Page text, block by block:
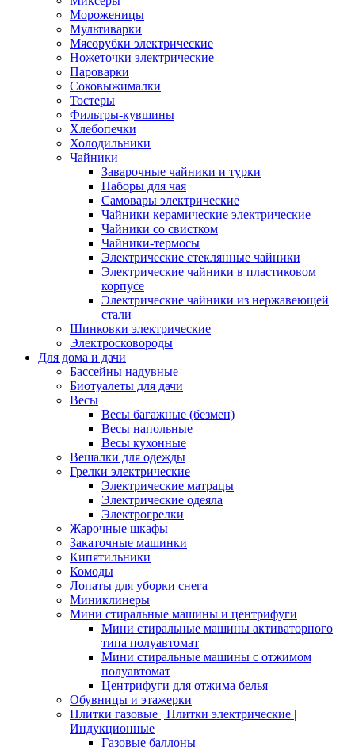
Мороженицы
Мультиварки
Мясорубки электрические
Ножеточки электрические
Пароварки
Соковыжималки
Тостеры
Фильтры-кувшины
Хлебопечки
Холодильники
Чайники
Заварочные чайники и турки
Наборы для чая
Самовары электрические
Чайники керамические электрические
Чайники со свистком
Чайники-термосы
Электрические стеклянные чайники
Электрические чайники в пластиковом
корпусе
Электрические чайники из нержавеющей
стали
Шинковки электрические
Электросковороды
Для дома и дачи
Бассейны надувные
Биотуалеты для дачи
Весы
Весы багажные (безмен)
Весы напольные
Весы кухонные
Вешалки для одежды
Грелки электрические
Электрические матрацы
Электрические одеяла
Электрогрелки
Жарочные шкафы
Закаточные машинки
Кипятильники
Комоды
Лопаты для уборки снега
Миниклинеры
Мини стиральные машины и центрифуги
Мини стиральные машины активаторного
типа полуавтомат
Мини стиральные машины с отжимом
полуавтомат
Центрифуги для отжима белья
Обувницы и этажерки
Плитки газовые | Плитки электрические |
Индукционные
Газовые баллоны